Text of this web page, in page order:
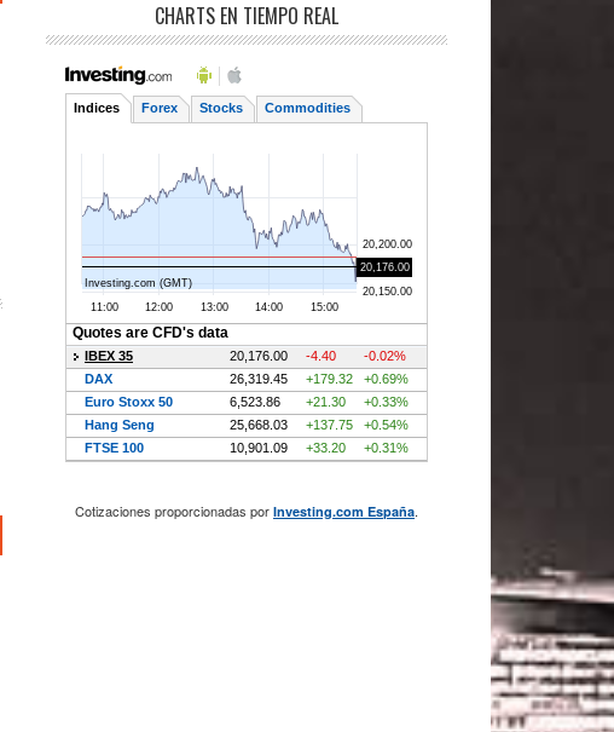
CHARTS EN TIEMPO REAL
Cotizaciones proporcionadas por Investing.com España.